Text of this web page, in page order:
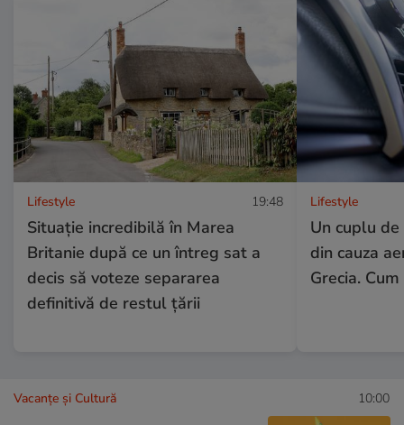
Lifestyle 19:48
Situație incredibilă în Marea
Britanie după ce un întreg sat a
decis să voteze separarea
definitivă de restul țării
Lifestyle
Un cuplu
din cauza
Grecia.
Vacanțe și Cultură 10:00